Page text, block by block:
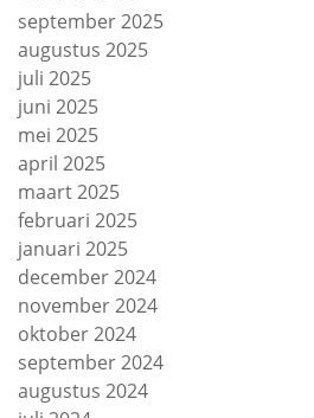
september 2025
augustus 2025
juli 2025
juni 2025
mei 2025
april 2025
maart 2025
februari 2025
januari 2025
december 2024
november 2024
oktober 2024
september 2024
augustus 2024